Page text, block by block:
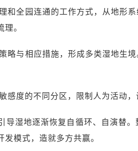
和全园连通的工作方式，从地形系
。
略与相应措施，形成多类湿地生
感度的不同分区，限制人为活动，
湿地逐渐恢复自循环、自演替。
模式，造就多方共赢。